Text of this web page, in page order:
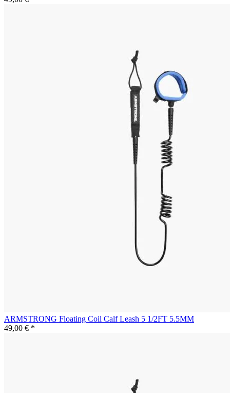
ARMSTRONG Floating Coil Calf Leash 5 1/2FT 5.5MM
49,00 € *